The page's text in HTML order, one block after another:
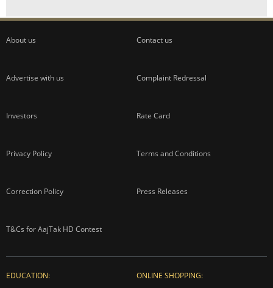
About us Contact us
Advertise with us Complaint Redressal
Investors Rate Card
Privacy Policy Terms and Conditions
Correction Policy Press Releases
T&Cs for AajTak HD Contest
EDUCATION: ONLINE SHOPPING: